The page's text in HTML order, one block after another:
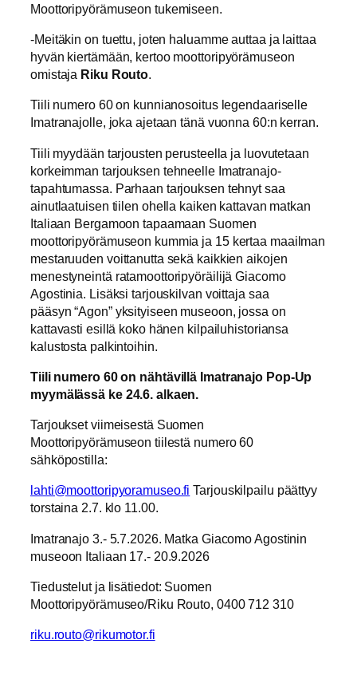
Moottoripyörämuseon tukemiseen.
-Meitäkin on tuettu, joten haluamme auttaa ja laittaa
hyvän kiertämään, kertoo moottoripyörämuseon
omistaja Riku Routo.
Tiili numero 60 on kunnianosoitus legendaariselle
Imatranajolle, joka ajetaan tänä vuonna 60:n kerran.
Tiili myydään tarjousten perusteella ja luovutetaan
korkeimman tarjouksen tehneelle Imatranajo-
tapahtumassa. Parhaan tarjouksen tehnyt saa
ainutlaatuisen tiilen ohella kaiken kattavan matkan
Italiaan Bergamoon tapaamaan Suomen
moottoripyörämuseon kummia ja 15 kertaa maailman
mestaruuden voittanutta sekä kaikkien aikojen
menestyneintä ratamoottoripyöräilijä Giacomo
Agostinia. Lisäksi tarjouskilvan voittaja saa
pääsyn “Agon” yksityiseen museoon, jossa on
kattavasti esillä koko hänen kilpailuhistoriansa
kalustosta palkintoihin.
Tiili numero 60 on nähtävillä Imatranajo Pop-Up
myymälässä ke 24.6. alkaen.
Tarjoukset viimeisestä Suomen
Moottoripyörämuseon tiilestä numero 60
sähköpostilla:
lahti@moottoripyoramuseo.fi Tarjouskilpailu päättyy
torstaina 2.7. klo 11.00.
Imatranajo 3.- 5.7.2026. Matka Giacomo Agostinin
museoon Italiaan 17.- 20.9.2026
Tiedustelut ja lisätiedot: Suomen
Moottoripyörämuseo/Riku Routo, 0400 712 310
riku.routo@rikumotor.fi